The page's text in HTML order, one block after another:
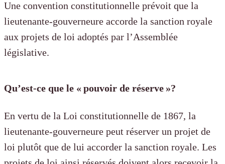
Une convention constitutionnelle prévoit que la
lieutenante-gouverneure accorde la sanction royale
aux projets de loi adoptés par l’Assemblée
législative.
Qu’est-ce que le « pouvoir de réserve »?
En vertu de la Loi constitutionnelle de 1867, la
lieutenante-gouverneure peut réserver un projet de
loi plutôt que de lui accorder la sanction royale. Les